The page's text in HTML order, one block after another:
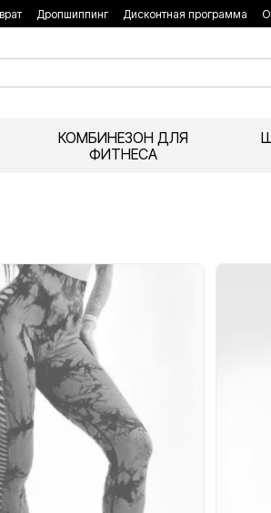
Дропшиппинг Дисконтная программа
КОМБИНЕЗОН ДЛЯ
ФИТНЕСА